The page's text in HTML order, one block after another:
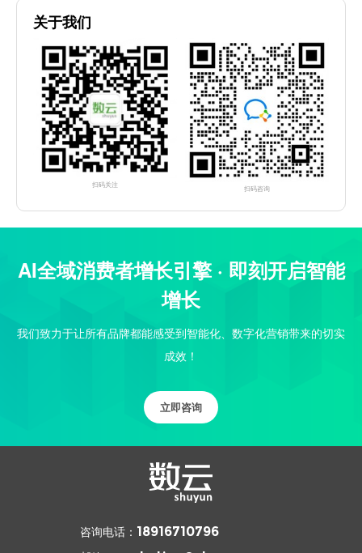
关于我们
扫码关注 扫码咨询
AI全域消费者增长引擎 · 即刻开启智能
增长
我们致力于让所有品牌都能感受到智能化、数字化营销带来的切实
成效！
立即咨询
咨询电话： 18916710796